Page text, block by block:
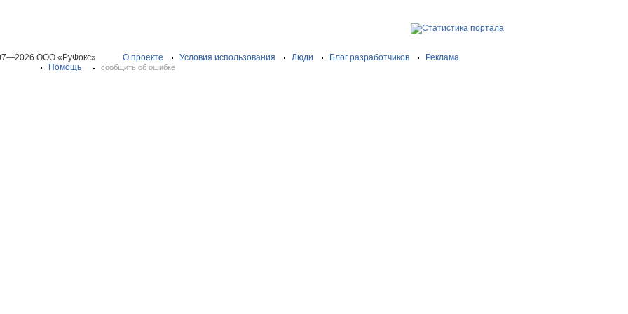
ООО «РуФокс» О проекте Условия использования Люди Блог разработчиков
Реклама
Помощь
сообщить об ошибке